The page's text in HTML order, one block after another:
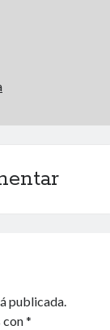
publicada.
con*